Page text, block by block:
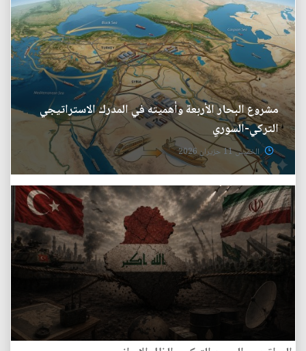
مشروع البحار الأربعة وأهميته في المدرك الاستراتيجي
التركي-السوري
الخميس 11 حزيران 2026